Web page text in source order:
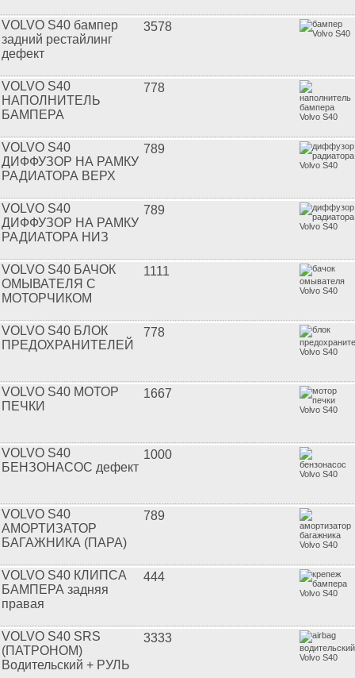
VOLVO S40 бампер
задний рестайлинг
дефект
3578
VOLVO S40
НАПОЛНИТЕЛЬ
БАМПЕРА
778
VOLVO S40
ДИФФУЗОР НА РАМКУ
РАДИАТОРА ВЕРХ
789
VOLVO S40
ДИФФУЗОР НА РАМКУ
РАДИАТОРА НИЗ
789
VOLVO S40 БАЧОК
ОМЫВАТЕЛЯ С
МОТОРЧИКОМ
1111
VOLVO S40 БЛОК
ПРЕДОХРАНИТЕЛЕЙ
778
VOLVO S40 МОТОР
ПЕЧКИ
1667
VOLVO S40
БЕНЗОНАСОС дефект
1000
VOLVO S40
АМОРТИЗАТОР
БАГАЖНИКА (ПАРА)
789
VOLVO S40 КЛИПСА
БАМПЕРА задняя
правая
444
VOLVO S40 SRS
(ПАТРОНОМ)
Водительский + РУЛЬ
3333